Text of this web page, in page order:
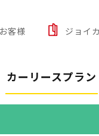
客様 ジョイ
カーリースプラン